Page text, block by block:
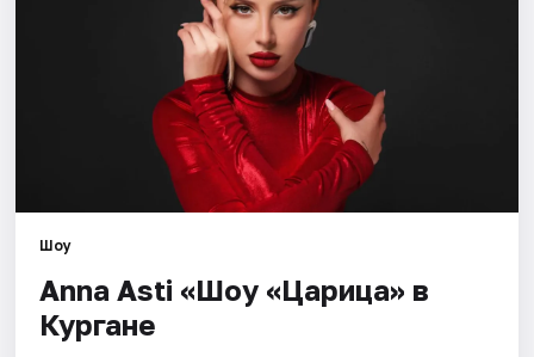
Площадки
Рейтинги
Шоу
Anna Asti «Шоу «Царица» в
Кургане